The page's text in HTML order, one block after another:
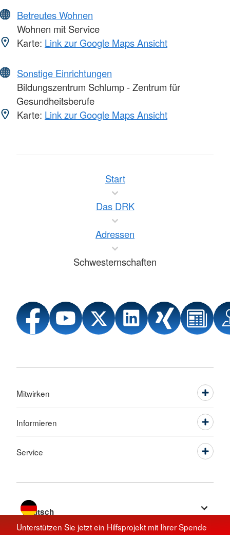
Betreutes Wohnen
Wohnen mit Service
Karte: Link zur Google Maps Ansicht
Sonstige Einrichtungen
Bildungszentrum Schlump - Zentrum für
Gesundheitsberufe
Karte: Link zur Google Maps Ansicht
Unterstützen Sie jetzt ein Hilfsprojekt mit Ihrer Spende
Start
Das DRK
Adressen
Schwesternschaften
Mitwirken
Informieren
Service
Sprache wechseln zu